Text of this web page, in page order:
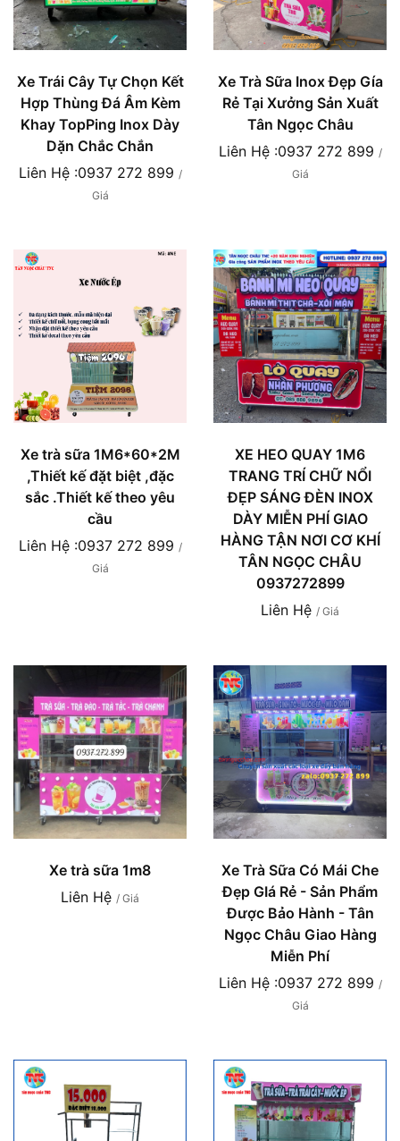
Xe Trái Cây Tự Chọn Kết
Hợp Thùng Đá Âm Kèm
Khay TopPing Inox Dày
Dặn Chắc Chắn
Liên Hệ :0937 272 899 /
Giá
Xe Trà Sữa Inox Đẹp Gía
Rẻ Tại Xưởng Sản Xuất
Tân Ngọc Châu
Liên Hệ :0937 272 899 /
Giá
Xe trà sữa 1M6*60*2M
,Thiết kế đặt biệt ,đặc
sắc .Thiết kế theo yêu
cầu
Liên Hệ :0937 272 899 /
Giá
XE HEO QUAY 1M6
TRANG TRÍ CHỮ NỔI
ĐẸP SÁNG ĐÈN INOX
DÀY MIỄN PHÍ GIAO
HÀNG TẬN NƠI CƠ KHÍ
TÂN NGỌC CHÂU
0937272899
Liên Hệ / Giá
Xe trà sữa 1m8
Liên Hệ / Giá
Xe Trà Sữa Có Mái Che
Đẹp GIá Rẻ - Sản Phẩm
Được Bảo Hành - Tân
Ngọc Châu Giao Hàng
Miễn Phí
Liên Hệ :0937 272 899 /
Giá